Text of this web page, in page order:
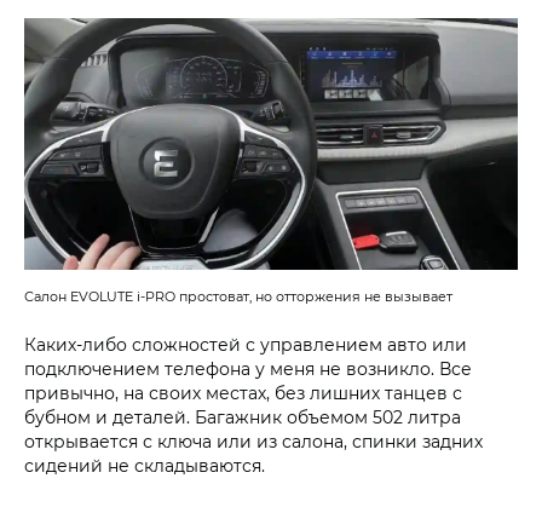
Салон EVOLUTE i‑PRO простоват, но отторжения не вызывает
Каких-либо сложностей с управлением авто или
подключением телефона у меня не возникло. Все
привычно, на своих местах, без лишних танцев с
бубном и деталей. Багажник объемом 502 литра
открывается с ключа или из салона, спинки задних
сидений не складываются.